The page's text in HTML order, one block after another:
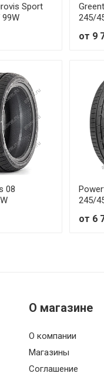
Sport
99W
245/
от 9
08
245/
от 6
О магазине
О компании
Магазины
Соглашение